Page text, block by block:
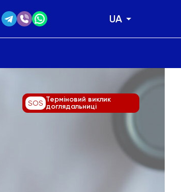
UA
SOS Терміновий виклик
доглядальниці